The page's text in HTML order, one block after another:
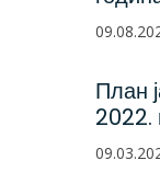
План
2022.